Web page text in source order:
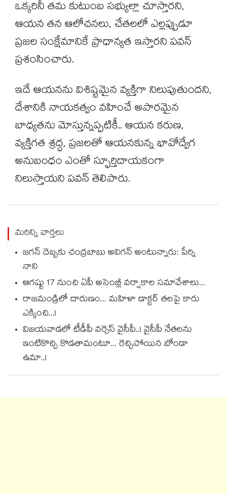
ఒక్కరినీ తమ కుటుంబ సభ్యుల్లా చూస్తారని,
ఆయన తన ఆలోచనలు, చేతలలో ఎల్లప్పుడూ
ప్రజల సంక్షేమానికే ప్రాధాన్యత ఇస్తారని పవన్
ప్రశంసించారు.
ఇదే ఆయనను విశిష్టమైన వ్యక్తిగా నిలుపుతుందని,
దేశానికి నాయకత్వం వహించే అపారమైన
బాధ్యతను మోస్తున్నప్పటికీ.. ఆయన కరుణ,
వ్యక్తిగత శ్రద్ధ, ప్రజలతో ఆయనకున్న భావోద్వేగ
అనుబంధం ఎంతో స్ఫూర్తిదాయకంగా
నిలుస్తాయని పవన్ తెలిపారు.
మరిన్ని వార్తలు
జగన్ దెబ్బకు చంద్రబాబు అవిగన్ అంటున్నారు: పేర్ని
నాని
ఆగష్టు 17 నుంచి ఏపీ అసెంబ్లీ వర్షాకాల సమావేశాలు...
రాజమండ్రిలో దారుణం... మహిళా డాక్టర్ తలపై కారు
ఎక్కించి...!
విజయవాడలో టీడీపీ వర్సెస్ వైసీపీ..! వైసీపీ నేతలను
ఇంటికొచ్చి కొడతామంటూ... రెచ్చిపోయిన బోండా
ఉమా..!